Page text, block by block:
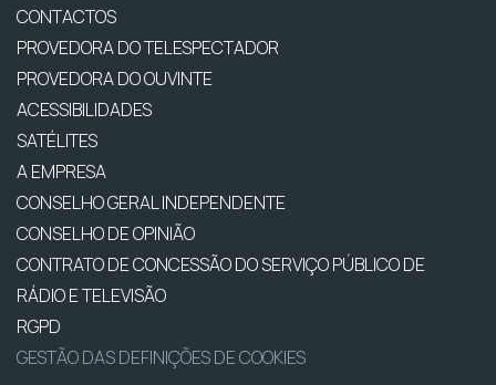
CONTACTOS
PROVEDORA DO TELESPECTADOR
PROVEDORA DO OUVINTE
ACESSIBILIDADES
SATÉLITES
A EMPRESA
CONSELHO GERAL INDEPENDENTE
CONSELHO DE OPINIÃO
CONTRATO DE CONCESSÃO DO SERVIÇO PÚBLICO DE
RÁDIO E TELEVISÃO
RGPD
GESTÃO DAS DEFINIÇÕES DE COOKIES